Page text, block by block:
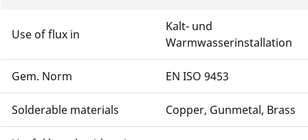
Use of flux in
Kalt- und
Warmwasserinstallation
Gem. Norm EN ISO 9453
Solderable materials Copper, Gunmetal, Brass